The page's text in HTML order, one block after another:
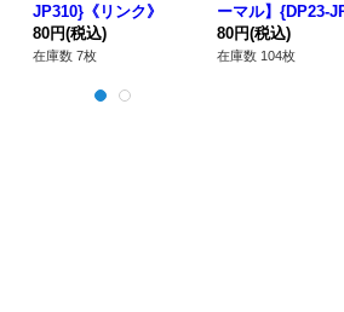
JP310}《リンク》
80円(税込)
在庫数 7枚
ーマル】{DP23-
6}《モンスター》
80円(税込)
在庫数 104枚